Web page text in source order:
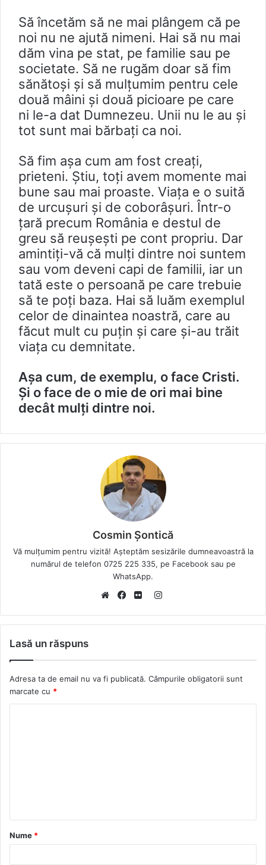
Să încetăm să ne mai plângem că pe
noi nu ne ajută nimeni. Hai să nu mai
dăm vina pe stat, pe familie sau pe
societate. Să ne rugăm doar să fim
sănătoși și să mulțumim pentru cele
două mâini și două picioare pe care
ni le-a dat Dumnezeu. Unii nu le au și
tot sunt mai bărbați ca noi.
Să fim așa cum am fost creați,
prieteni. Știu, toți avem momente mai
bune sau mai proaste. Viața e o suită
de urcușuri și de coborâșuri. Într-o
țară precum România e destul de
greu să reușești pe cont propriu. Dar
amintiți-vă că mulți dintre noi suntem
sau vom deveni capi de familii, iar un
tată este o persoană pe care trebuie
să te poți baza. Hai să luăm exemplul
celor de dinaintea noastră, care au
făcut mult cu puțin și care și-au trăit
viața cu demnitate.
Așa cum, de exemplu, o face Cristi.
Și o face de o mie de ori mai bine
decât mulți dintre noi.
Cosmin Șontică
Vă mulțumim pentru vizită! Așteptăm sesizările dumneavoastră la
numărul de telefon 0725 225 335, pe Facebook sau pe
WhatsApp.
Instagram
Lasă un răspuns
Adresa ta de email nu va fi publicată. Câmpurile obligatorii sunt
marcate cu *
Nume *